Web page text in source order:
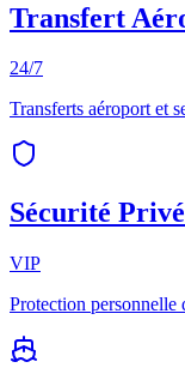
Transfert
24/7
Transferts aéroport et
Sécurité
VIP
Protection personnelle